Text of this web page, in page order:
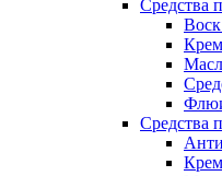
Средства
Воск
Средства